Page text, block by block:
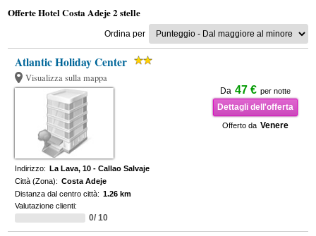
Offerte Hotel Costa Adeje 2 stelle
Ordina per
Atlantic Holiday Center
Visualizza sulla mappa
Da 47 € per notte
Dettagli dell'offerta
Offerto da Venere
Indirizzo: La Lava, 10 - Callao Salvaje
Città (Zona): Costa Adeje
Distanza dal centro città: 1.26 km
Valutazione clienti:
0/ 10